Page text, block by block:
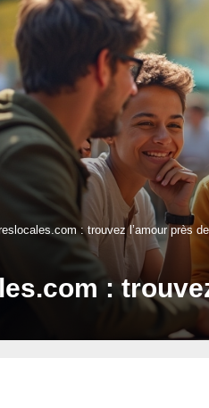
: trouvez l’amour près
: